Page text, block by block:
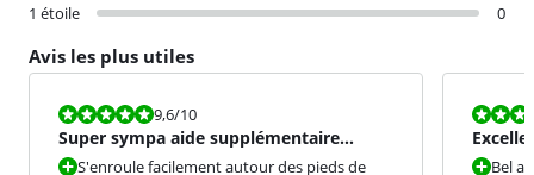
1 étoile
0
Avis les plus utiles
La note est 9,6 sur 10.
9,6/10
Super sympa aide supplémentaire
quotidienne dans le ménage !
S'enroule facilement autour des pieds de
La note est
s'ilBel